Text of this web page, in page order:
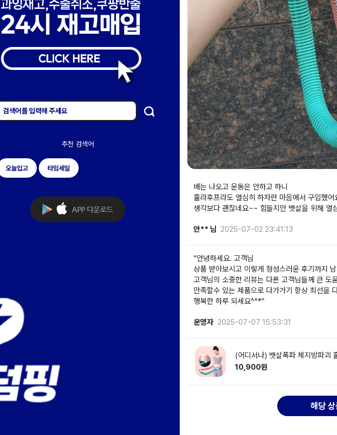
추천 검색어
오늘입고 타임세일
배는 나오고 운동은 안하고 하니
훌라후프라도 열심히 하자란 마음에서 구입했어
생각보다 괜찮네요~~ 힘들지만 뱃살을 위해 열
안** 님 2025-07-02 23:41:13
"안녕하세요. 고객님
상품 받아보시고 이렇게 정성스러운 후기까지
고객님의 소중한 리뷰는 다른 고객님들께 큰 도
만족할수 있는 제품으로 다가가기 항상 최선을
행복한 하루 되세요^^*"
운영자 2025-07-07 15:53:31
(어디서나) 뱃살폭파 체지방파괴
10,900원
해당 상